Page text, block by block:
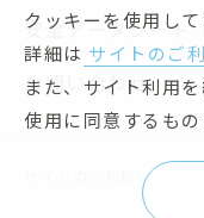
安全データシート
お問い合わせ
サイトのご利用について
クッキーを使用して
詳細は サイトのご
また、サイト利用
使用に同意するもの